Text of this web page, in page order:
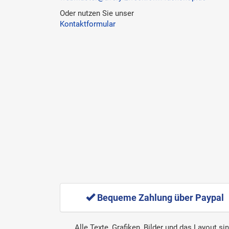
Oder nutzen Sie unser
Kontaktformular
Bequeme Zahlung über Paypal